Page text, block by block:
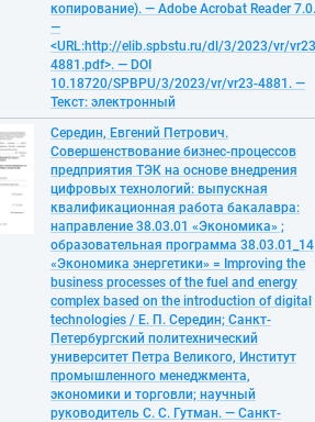
копирование). — Adobe Acrobat Reader 7.0.
—
<URL:http://elib.spbstu.ru/dl/3/2023/vr/
4881.pdf>. — DOI
10.18720/SPBPU/3/2023/vr/vr23-4881. —
Текст: электронный
Середин, Евгений Петрович.
Совершенствование бизнес-процессов
предприятия ТЭК на основе внедрения
цифровых технологий: выпускная
квалификационная работа бакалавра:
направление 38.03.01 «Экономика» ;
образовательная программа 38.03.01_14
«Экономика энергетики» = Improving the
business processes of the fuel and energy
complex based on the introduction of digital
technologies / Е. П. Середин; Санкт-
Петербургский политехнический
университет Петра Великого, Институт
промышленного менеджмента,
экономики и торговли; научный
руководитель С. С. Гутман. — Санкт-